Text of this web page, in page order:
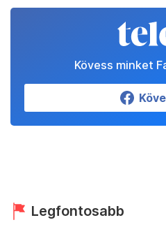
Kövess minket
Legfontosabb